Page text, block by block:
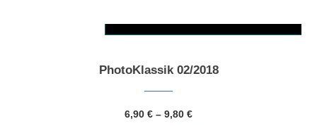
Dieses Produkt weist mehrere Varianten auf. Die Optionen können auf der Produktseite gewählt werden
PhotoKlassik 02/2018
6,90 € – 9,80 €